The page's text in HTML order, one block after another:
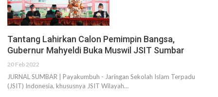
Tantang Lahirkan Calon Pemimpin Bangsa,
Gubernur Mahyeldi Buka Muswil JSIT Sumbar
20 Feb 2022
JURNAL SUMBAR | Payakumbuh - Jaringan Sekolah Islam Terpadu
(JSIT) Indonesia, khususnya JSIT Wilayah…